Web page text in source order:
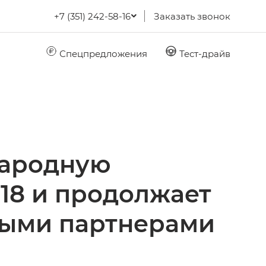
+7 (351) 242-58-16 Заказать звонок
Спецпредложения Тест-драйв
и продолжает
партнерами